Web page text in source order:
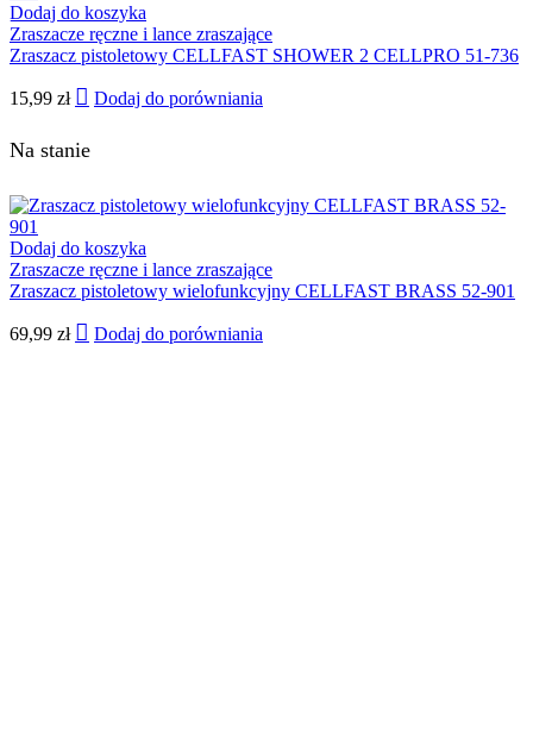
Dodaj do koszyka
Zraszacze ręczne i lance zraszające
Zraszacz pistoletowy CELLFAST SHOWER 2 CELLPRO 51-736
15,99 zł Dodaj do porówniania
Na stanie
Dodaj do koszyka
Zraszacze ręczne i lance zraszające
Zraszacz pistoletowy wielofunkcyjny CELLFAST BRASS 52-901
69,99 zł Dodaj do porówniania